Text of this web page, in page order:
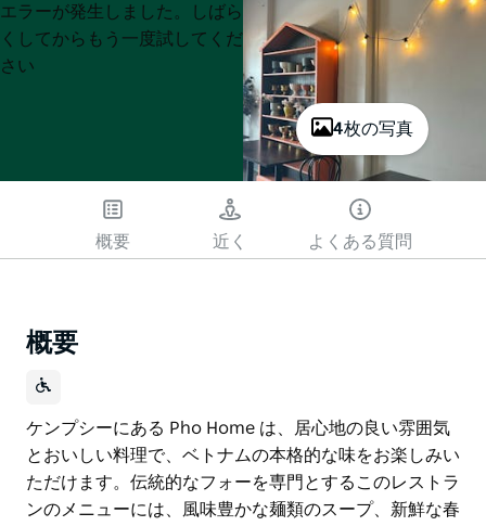
4枚の写真
Product
List
Product
List
エラーが発生しました。しばら
くしてからもう一度試してくだ
さい
概要 近く よくある質問
概要
ケンプシーにある Pho Home は、居心地の良い雰囲気
とおいしい料理で、ベトナムの本格的な味をお楽しみい
ただけます。伝統的なフォーを専門とするこのレストラ
ンのメニューには、風味豊かな麺類のスープ、新鮮な春